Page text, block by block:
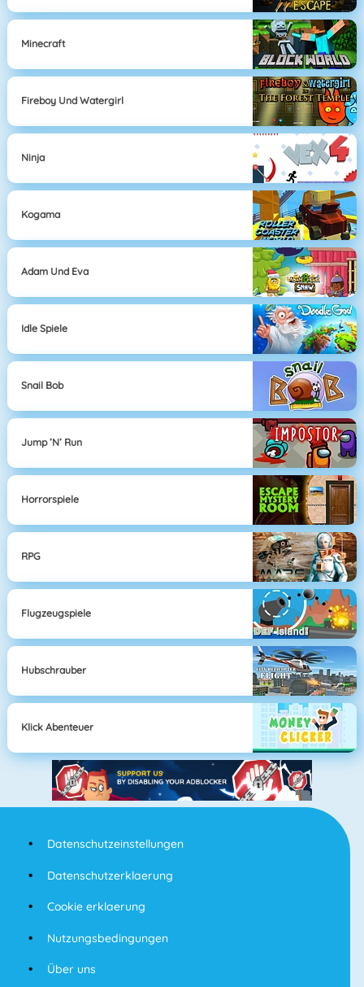
Minecraft
Fireboy Und Watergirl
Ninja
Kogama
Adam Und Eva
Idle Spiele
Snail Bob
Jump ’n’ Run
Horrorspiele
RPG
Flugzeugspiele
Hubschrauber
Klick Abenteuer
Datenschutzeinstellungen
Datenschutzerklaerung
Cookie erklaerung
Nutzungsbedingungen
Über uns